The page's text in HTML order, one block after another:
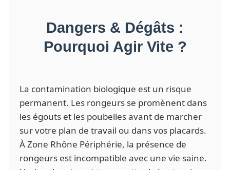
Dangers & Dégâts :
Pourquoi Agir Vite ?
La contamination biologique est un risque
permanent. Les rongeurs se promènent dans
les égouts et les poubelles avant de marcher
sur votre plan de travail ou dans vos placards.
À Zone Rhône Périphérie, la présence de
rongeurs est incompatible avec une vie saine.